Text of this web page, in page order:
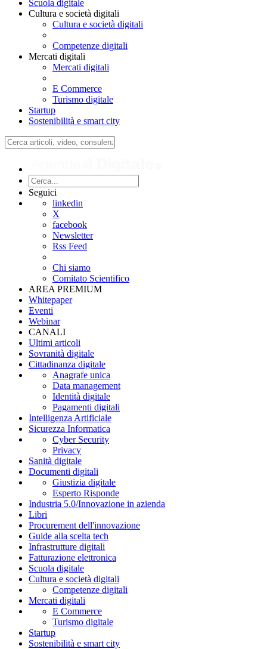
Scuola digitale
Cultura e società digitali
Cultura e società digitali
Competenze digitali
Mercati digitali
Mercati digitali
E Commerce
Turismo digitale
Startup
Sostenibilità e smart city
Seguici
linkedin
X
facebook
Newsletter
Rss Feed
Chi siamo
Comitato Scientifico
AREA PREMIUM
Whitepaper
Eventi
Webinar
CANALI
Ultimi articoli
Sovranità digitale
Cittadinanza digitale
Anagrafe unica
Data management
Identità digitale
Pagamenti digitali
Intelligenza Artificiale
Sicurezza Informatica
Cyber Security
Privacy
Sanità digitale
Documenti digitali
Giustizia digitale
Esperto Risponde
Industria 5.0/Innovazione in azienda
Libri
Procurement dell'innovazione
Guide alla scelta tech
Infrastrutture digitali
Fatturazione elettronica
Scuola digitale
Cultura e società digitali
Competenze digitali
Mercati digitali
E Commerce
Turismo digitale
Startup
Sostenibilità e smart city